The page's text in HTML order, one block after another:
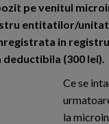
pe venitul
entitatilor/
in
(300 lei).
Ce se
la